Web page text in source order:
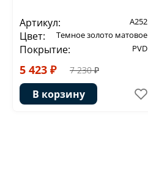
Артикул: A252
Цвет: Темное золото матовое
Покрытие: PVD
5 423 ₽ 7 230 ₽
В корзину